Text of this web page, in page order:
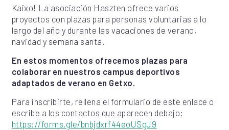
Kaixo! La asociación Haszten ofrece varios
proyectos con plazas para personas voluntarias a lo
largo del año y durante las vacaciones de verano,
navidad y semana santa.
En estos momentos ofrecemos plazas para
colaborar en nuestros campus deportivos
adaptados de verano en Getxo.
Para inscribirte, rellena el formulario de este enlace o
escribe a los contactos que aparecen debajo:
https://forms.gle/bnbjdxrf44eoUSgJ9